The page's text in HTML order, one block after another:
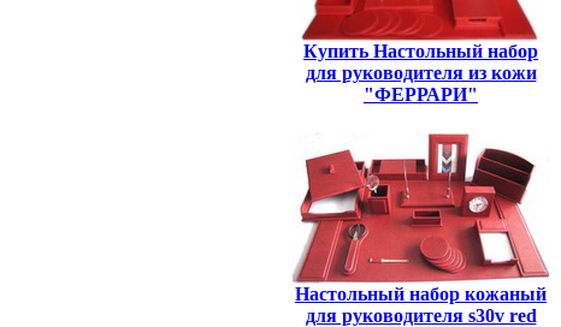
Купить Настольный набор
для руководителя из кожи
"ФЕРРАРИ"
Настольный набор кожаный
для руководителя s30v red